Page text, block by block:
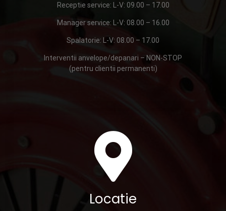
Receptie service: L-V: 09.00 – 17.00
Manager service: L-V: 08.00 – 16.00
Spalatorie: L-V: 08.00 – 17.00
Interventii anvelope/depanari – NON-STOP
(pentru clientii permanenti)
Locatie